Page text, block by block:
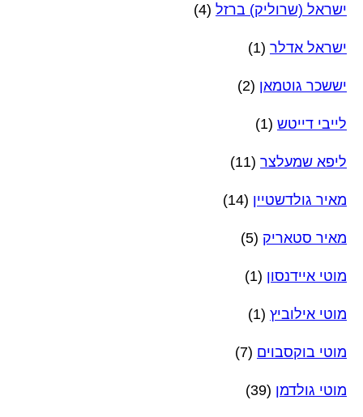
ישראל (שרוליק) ברזל (4)
ישראל אדלר (1)
יששכר גוטמאן (2)
לייבי דייטש (1)
ליפא שמעלצר (11)
מאיר גולדשטיין (14)
מאיר סטאריק (5)
מוטי איידנסון (1)
מוטי אילוביץ (1)
מוטי בוקסבוים (7)
מוטי גולדמן (39)